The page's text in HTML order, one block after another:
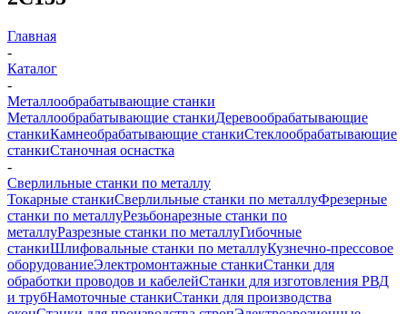
Главная
-
Каталог
-
Металлообрабатывающие станки
Металлообрабатывающие станкиДеревообрабатывающие
станкиКамнеобрабатывающие станкиСтеклообрабатывающие
станкиСтаночная оснастка
-
Сверлильные станки по металлу
Токарные станкиСверлильные станки по металлуФрезерные
станки по металлуРезьбонарезные станки по
металлуРазрезные станки по металлуГибочные
станкиШлифовальные станки по металлуКузнечно-прессовое
оборудованиеЭлектромонтажные станкиСтанки для
обработки проводов и кабелейСтанки для изготовления РВД
и трубНамоточные станкиСтанки для производства